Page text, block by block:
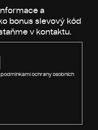
podmínkami ochrany osobních